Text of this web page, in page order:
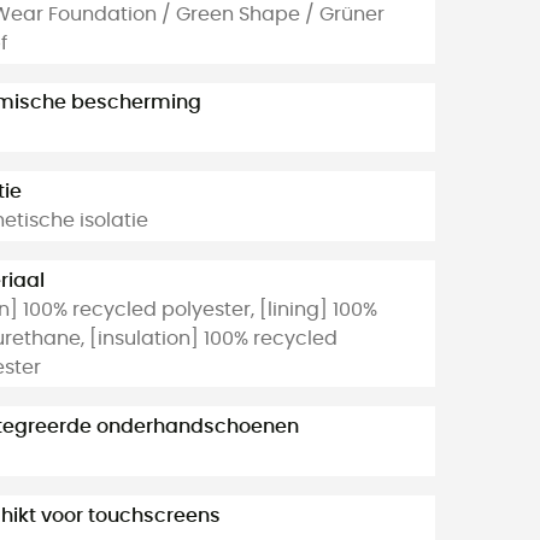
Foundation / Green Shape / Grüner
bescherming
isolatie
100% recycled polyester, [lining] 100%
[insulation] 100% recycled
onderhandschoenen
voor touchscreens